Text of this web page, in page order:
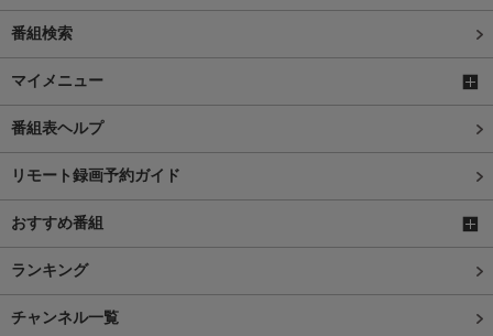
番組検索
マイメニュー
番組表ヘルプ
リモート録画予約ガイド
おすすめ番組
ランキング
チャンネル一覧